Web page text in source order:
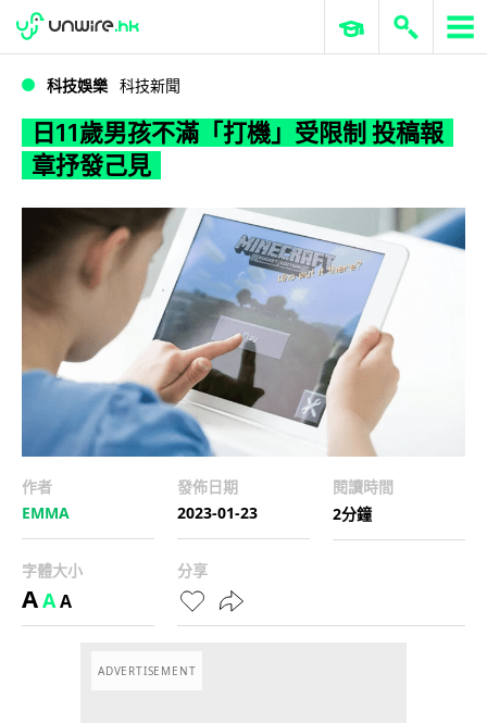
WWDC 2026 ERP 與商業 AI
科技娛樂 科技新聞
日11歲男孩不滿「打機」受限制 投稿報
章抒發己見
作者
EMMA
發佈日期
2023-01-23
閱讀時間
2分鐘
字體大小
AAA
分享
ADVERTISEMENT